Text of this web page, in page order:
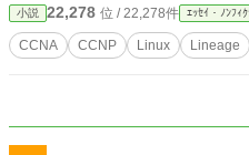
小説 22,278 位 / 22,278件 ｴｯｾｲ・ﾉﾝﾌｨ
CCNA CCNP Linux Lineage